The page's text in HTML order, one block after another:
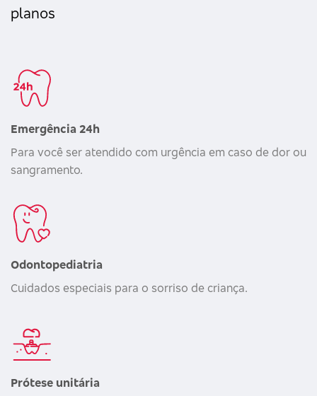
planos
Emergência 24h
Para você ser atendido com urgência em caso de dor ou
sangramento.
Odontopediatria
Cuidados especiais para o sorriso de criança.
Prótese unitária